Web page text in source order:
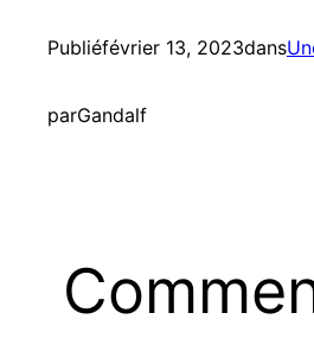
Publiéfévrier 13, 2023dans
parGandalf